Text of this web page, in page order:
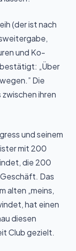
(der ist nach
und Ko-
„Über
Die
ihren
und seinem
mit 200
die 200
Das
alten „meins,
hat einen
diesen
Club gezielt.